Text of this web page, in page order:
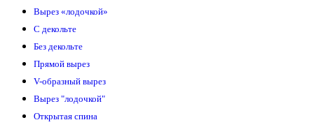
Вырез «лодочкой»
С декольте
Без декольте
Прямой вырез
V-образный вырез
Вырез "лодочкой"
Открытая спина